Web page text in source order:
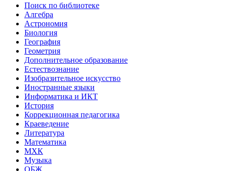
Поиск по библиотеке
Алгебра
Астрономия
Биология
География
Геометрия
Дополнительное образование
Естествознание
Изобразительное искусство
Иностранные языки
Информатика и ИКТ
История
Коррекционная педагогика
Краеведение
Литература
Математика
МХК
Музыка
ОБЖ